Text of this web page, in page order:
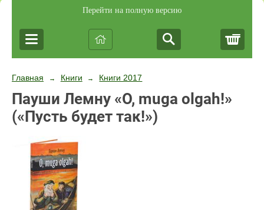
Перейти на полную версию
Главная → Книги → Книги 2017
Пауши Лемну «O, muga olgah!»
(«Пусть будет так!»)